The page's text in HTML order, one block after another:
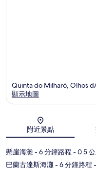
Quinta do Milharó, Olhos
顯示地圖
附近景點
懸崖海灘- 6 分鐘路程 - 0.5
巴蘭古達斯海灘- 6 分鐘路程